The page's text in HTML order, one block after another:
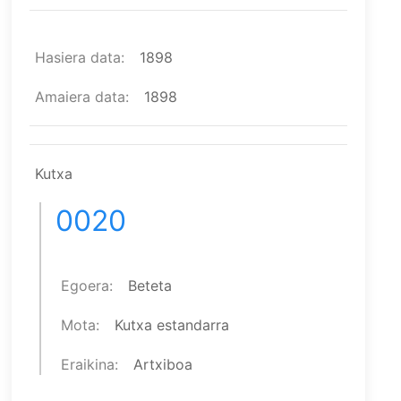
Hasiera data 1898
Amaiera data 1898
Kutxa
0020
Egoera Beteta
Mota Kutxa estandarra
Eraikina Artxiboa